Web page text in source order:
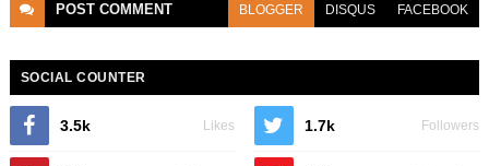
POST COMMENT BLOGGER DISQUS FACEBOOK
SOCIAL COUNTER
3.5k Likes 1.7k Followers